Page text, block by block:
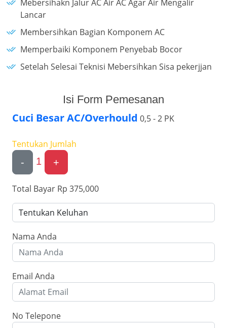
Mebersihakn Jalur AC Air AC Agar Air Mengalir
Lancar
Membersihkan Bagian Komponem AC
Memperbaiki Komponem Penyebab Bocor
Setelah Selesai Teknisi Mebersihkan Sisa pekerjjan
Isi Form Pemesanan
Cuci Besar AC/Overhould 0,5 - 2 PK
Tentukan Jumlah
-
1 +
Total Bayar Rp 375,000
Nama Anda
Email Anda
No Telepone